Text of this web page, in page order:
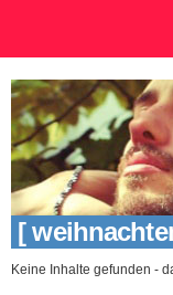
[
Keine Inhalte gefunden -